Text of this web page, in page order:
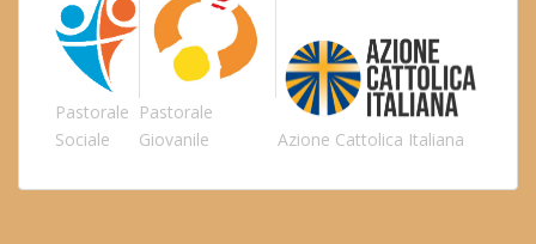
Pastorale
Sociale
Pastorale
Giovanile
Azione Cattolica Italiana